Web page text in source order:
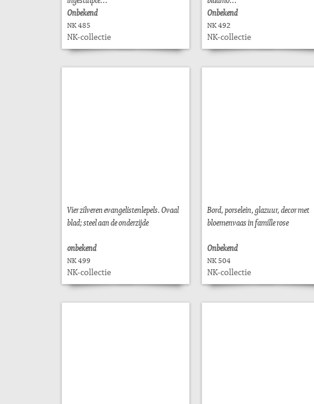
Onbekend
NK 485
NK-collectie
Onbekend
NK 492
NK-collectie
Vier zilveren evangelistenlepels. Ovaal
blad; steel aan de onderzijde
onbekend
NK 499
NK-collectie
Bord, porselein, glazuur, decor met
bloemenvaas in famille rose
Onbekend
NK 504
NK-collectie